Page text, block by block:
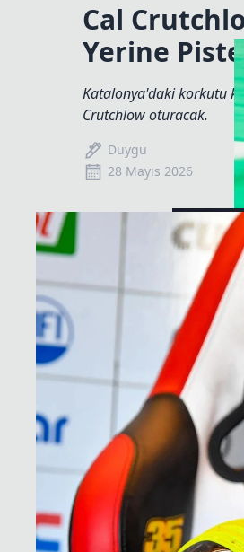
Cal
Yerine Piste
Katalonya'daki korkutu
Crutchlow oturacak.
Duygu
28 Mayıs 2026